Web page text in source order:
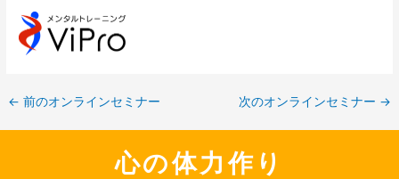
← 前のオンラインセミナー 次のオンラインセミナー →
心の体力作り